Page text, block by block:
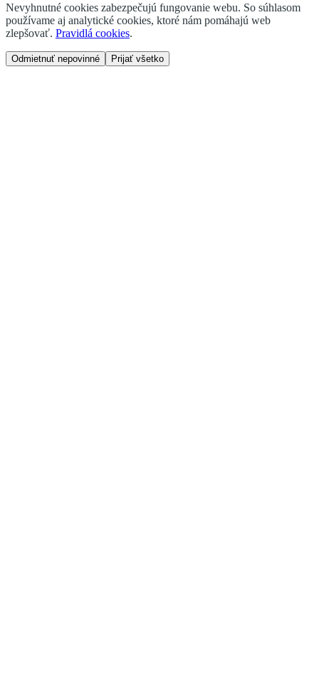
Nevyhnutné cookies zabezpečujú fungovanie webu. So súhlasom
používame aj analytické cookies, ktoré nám pomáhajú web
zlepšovať. Pravidlá cookies.
Odmietnuť nepovinné Prijať všetko